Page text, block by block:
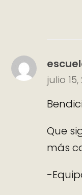
julio
Que
más
-